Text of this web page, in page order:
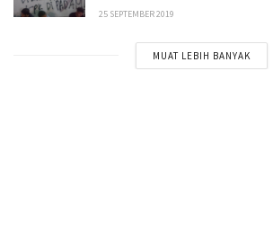
25 SEPTEMBER 2019
MUAT LEBIH BANYAK